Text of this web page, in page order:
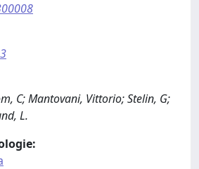
C; Mantovani, Vittorio; Stelin, G;
L.